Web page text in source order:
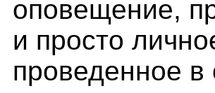
оповещение,
и просто
проведенное